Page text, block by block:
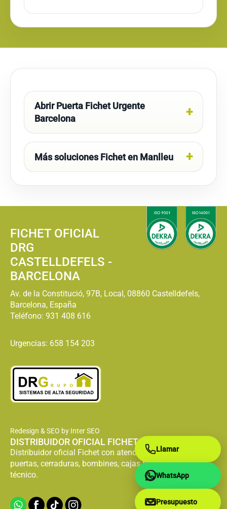
Abrir Puerta Fichet Urgente
Barcelona
Más soluciones Fichet en Manlleu
FICHET OFICIAL
DRG
CASTELLDEFELS -
BARCELONA
Av. de la Constitució, 97B, Local, 08860 Castelldefels,
Barcelona, España
Teléfono: 931 408 616
Urgencias: 658 154 203
Redesign & SEO by Inter SEO
DISTRIBUIDOR OFICIAL FICHET
Distribuidor oficial Fichet con atención especializada en
puertas, cerraduras, bombines, cajas fuertes y servicio
técnico.
Llamar
WhatsApp
Presupuesto